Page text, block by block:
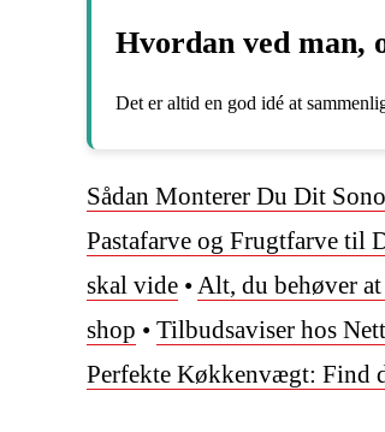
Hvordan ved man,
Det er altid en god idé at
Sådan Monterer Du Dit
Pastafarve og Frugtfarve til
skal vide •Alt, du behøver
shop • Tilbudsaviser hos
Perfekte Køkkenvægt: Find